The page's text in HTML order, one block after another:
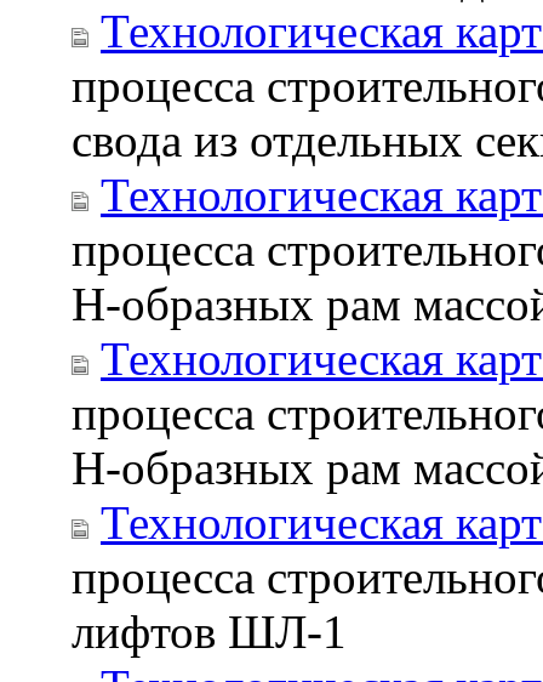
Технологическая
процесса
свода из отдельных
Технологическая
процесса
Н-образных рам
Технологическая
процесса
Н-образных рам
Технологическая
процесса
лифтов ШЛ-1